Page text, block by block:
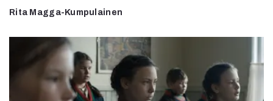
Rita Magga-Kumpulainen